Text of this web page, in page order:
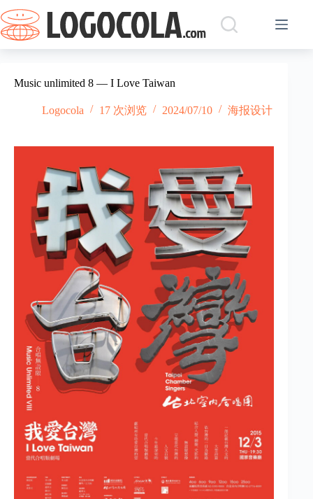
过
内
容
Music unlimited 8 — I Love Taiwan
Logocola 17 次浏览 2024/07/10 海报设计